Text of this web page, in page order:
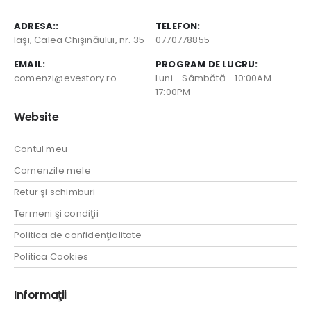
ADRESA::
Iaşi, Calea Chişinăului, nr. 35
TELEFON:
0770778855
EMAIL:
comenzi@evestory.ro
PROGRAM DE LUCRU:
Luni - Sâmbătă - 10:00AM -
17:00PM
Website
Contul meu
Comenzile mele
Retur şi schimburi
Termeni şi condiţii
Politica de confidenţialitate
Politica Cookies
Informaţii